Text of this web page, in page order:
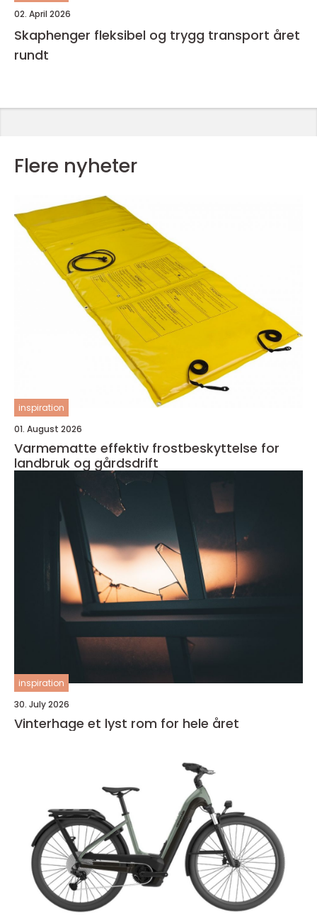
02. April 2026
Skaphenger fleksibel og trygg transport året
rundt
Flere nyheter
inspiration
01. August 2026
Varmematte effektiv frostbeskyttelse for
landbruk og gårdsdrift
inspiration
30. July 2026
Vinterhage et lyst rom for hele året